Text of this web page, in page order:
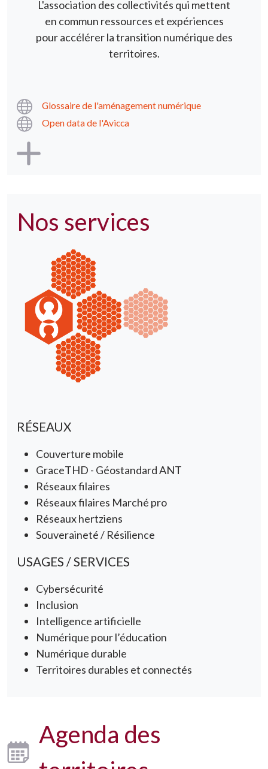
L'association des collectivités qui mettent
en commun ressources et expériences
pour accélérer la transition numérique des
territoires.
Glossaire de l'aménagement numérique
Open data de l'Avicca
Nos services
RÉSEAUX
Couverture mobile
GraceTHD - Géostandard ANT
Réseaux filaires
Réseaux filaires Marché pro
Réseaux hertziens
Souveraineté / Résilience
USAGES / SERVICES
Cybersécurité
Inclusion
Intelligence artificielle
Numérique pour l’éducation
Numérique durable
Territoires durables et connectés
Agenda des